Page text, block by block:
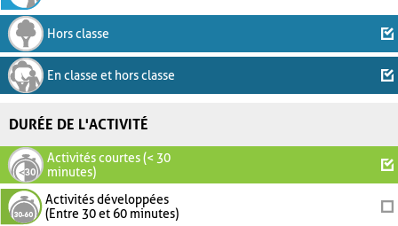
Hors classe
En classe et hors classe
DURÉE DE L'ACTIVITÉ
Activités courtes (< 30
minutes)
Activités développées
(Entre 30 et 60 minutes)